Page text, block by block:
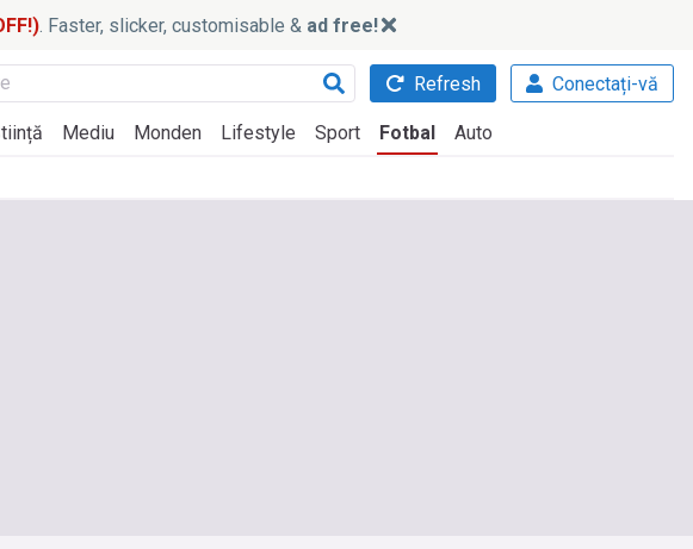
. Faster, slicker, customisable & ad free!
Refresh Conectați-vă
Mediu Monden Lifestyle Sport Fotbal Auto